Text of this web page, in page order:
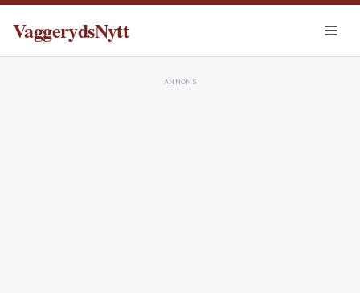
VaggerydsNytt
ANNONS